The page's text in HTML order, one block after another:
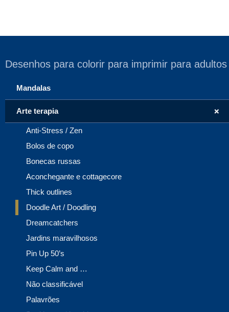
Desenhos para colorir para imprimir para adultos
Mandalas
+
Arte terapia
Anti-Stress / Zen
Bolos de copo
Bonecas russas
Aconchegante e cottagecore
Thick outlines
Doodle Art / Doodling
Dreamcatchers
Jardins maravilhosos
Pin Up 50’s
Keep Calm and …
Não classificável
Palavrões